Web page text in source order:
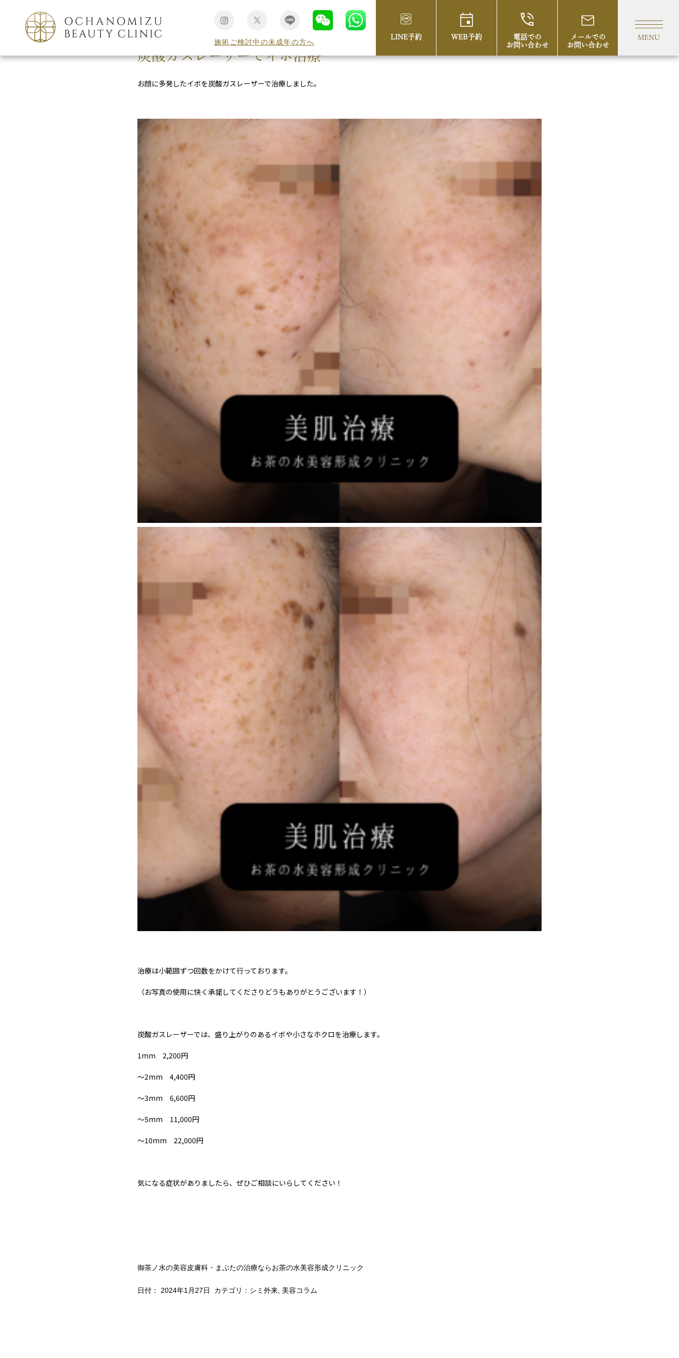
施術ご検討中の未成年の方へ
LINE予約 WEB予約
電話での
お問い合わせ
メールでの
お問い合わせ
MENU
TOP シミ外来
炭酸ガスレーザーでイボ治療
お顔に多発したイボを炭酸ガスレーザーで治療しました。
治療は小範囲ずつ回数をかけて行っております。
（お写真の使用に快く承諾してくださりどうもありがとうございます！）
炭酸ガスレーザーでは、盛り上がりのあるイボや小さなホクロを治療します。
1mm 2,200円
～2mm 4,400円
～3mm 6,600円
～5mm 11,000円
～10mm 22,000円
気になる症状がありましたら、ぜひご相談にいらしてください！
御茶ノ水の美容皮膚科・まぶたの治療ならお茶の水美容形成クリニック
日付： 2024年1月27日 カテゴリ： シミ外来 美容コラム